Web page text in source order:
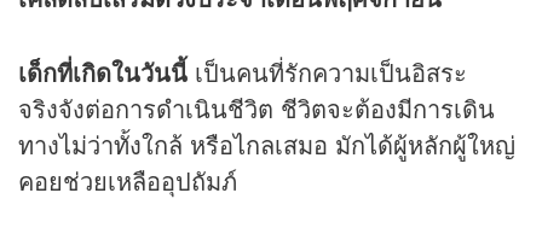
เด็กที่เกิดในวันนี้ เป็นคนที่รักความเป็นอิสระ
จริงจังต่อการดำเนินชีวิต ชีวิตจะต้องมีการเดิน
ทางไม่ว่าทั้งใกล้ หรือไกลเสมอ มักได้ผู้หลักผู้ใหญ่
คอยช่วยเหลืออุปถัมภ์